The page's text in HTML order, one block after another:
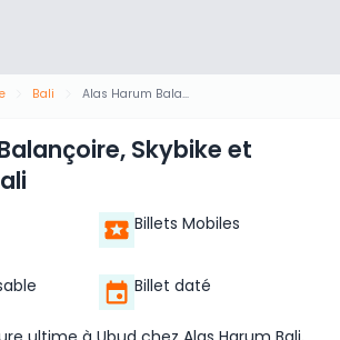
Bali Alas Harum Balançoire, Skybike et Tyrolienne Bali
Skybike et
Billets Mobiles
Billet daté